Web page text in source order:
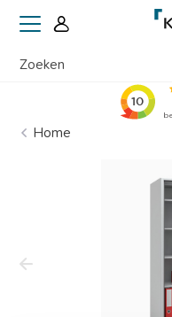
Home